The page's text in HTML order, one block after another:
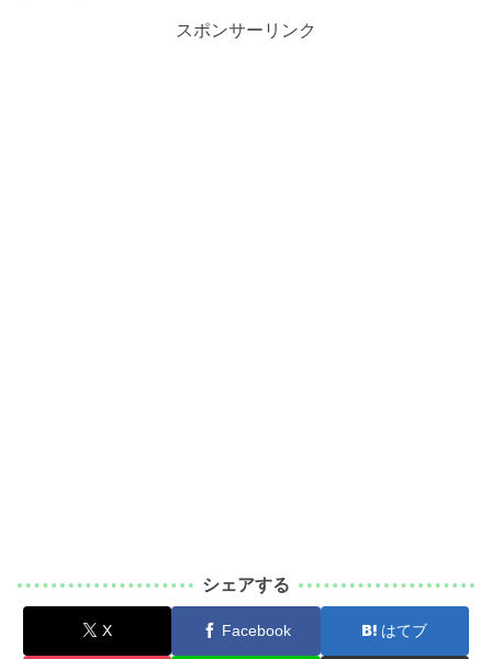
スポンサーリンク
シェアする
X Facebook はてブ